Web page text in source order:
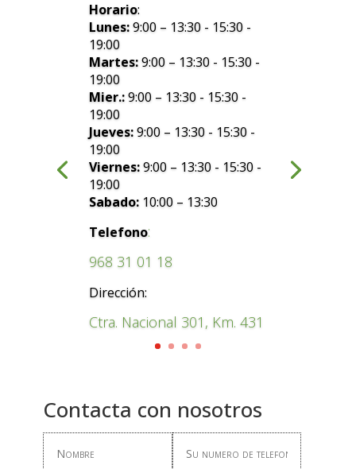
Horario:
Lunes:9:00 – 13:30 - 15:30 -
19:00
Martes:9:00 – 13:30 - 15:30 -
19:00
Mier.:9:00 – 13:30 - 15:30 -
19:00
Jueves:9:00 – 13:30 - 15:30 -
19:00
Viernes:9:00 – 13:30 - 15:30 -
19:00
Sabado: 10:00 – 13:30
Telefono:
968 31 01 18
Dirección:
Ctra. Nacional 301, Km. 431
Contacta con nosotros